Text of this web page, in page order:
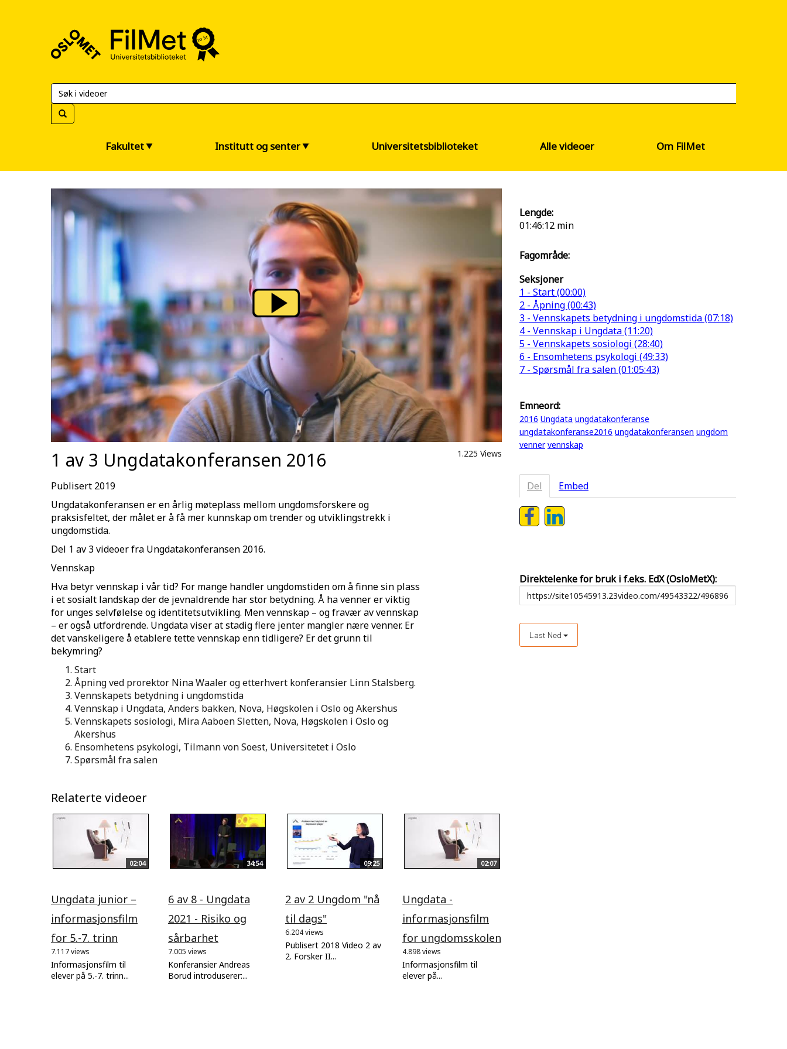
Universitetsbiblioteket
Fakultet Institutt og senter Universitetsbiblioteket Alle videoer Om FilMet
1 av 3 Ungdatakonferansen 2016 1.225 Views
Publisert 2019
Ungdatakonferansen er en årlig møteplass mellom ungdomsforskere og
praksisfeltet, der målet er å få mer kunnskap om trender og utviklingstrekk i
ungdomstida.
Del 1 av 3 videoer fra Ungdatakonferansen 2016.
Vennskap
Hva betyr vennskap i vår tid? For mange handler ungdomstiden om å finne sin plass
i et sosialt landskap der de jevnaldrende har stor betydning. Å ha venner er viktig
for unges selvfølelse og identitetsutvikling. Men vennskap – og fravær av vennskap
– er også utfordrende. Ungdata viser at stadig flere jenter mangler nære venner. Er
det vanskeligere å etablere tette vennskap enn tidligere? Er det grunn til
bekymring?
Start
Åpning ved prorektor Nina Waaler og etterhvert konferansier Linn Stalsberg.
Vennskapets betydning i ungdomstida
Vennskap i Ungdata, Anders bakken, Nova, Høgskolen i Oslo og Akershus
Vennskapets sosiologi, Mira Aaboen Sletten, Nova, Høgskolen i Oslo og
Akershus
Ensomhetens psykologi, Tilmann von Soest, Universitetet i Oslo
Spørsmål fra salen
Relaterte videoer
02:04
Ungdata junior –
informasjonsfilm
for 5.-7. trinn
7.117 views
Informasjonsfilm til
elever på 5.-7. trinn...
34:54
6 av 8 - Ungdata
2021 - Risiko og
sårbarhet
7.005 views
Konferansier Andreas
Borud introduserer:...
09:25
2 av 2 Ungdom "nå
til dags"
6.204 views
Publisert 2018 Video 2 av
2. Forsker II...
02:07
Ungdata -
informasjonsfilm
for ungdomsskolen
4.898 views
Informasjonsfilm til
elever på...
Lengde:
01:46:12 min
Fagområde:
Seksjoner
1 - Start (00:00)
2 - Åpning (00:43)
3 - Vennskapets betydning i ungdomstida (07:18)
4 - Vennskap i Ungdata (11:20)
5 - Vennskapets sosiologi (28:40)
6 - Ensomhetens psykologi (49:33)
7 - Spørsmål fra salen (01:05:43)
Emneord:
2016 Ungdata ungdatakonferanse
ungdatakonferanse2016 ungdatakonferansen ungdom
venner vennskap
Del Embed
Direktelenke for bruk i f.eks. EdX (OsloMetX):
Last Ned